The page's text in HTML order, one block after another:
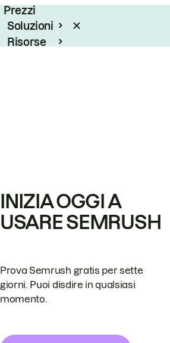
Prezzi
Soluzioni
Risorse
INIZIA OGGI A
USARE SEMRUSH
Prova Semrush gratis per sette
giorni. Puoi disdire in qualsiasi
momento.